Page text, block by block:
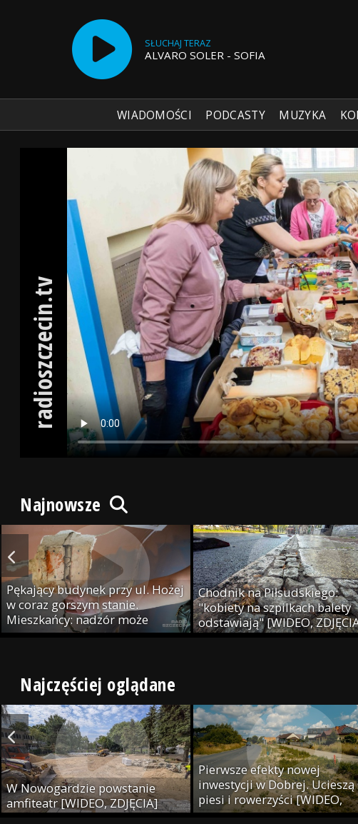
SŁUCHAJ TERAZ
ALVARO SOLER - SOFIA
WIADOMOŚCI PODCASTY MUZYKA
Radio Szczecin
radioszczecin.tv
Najnowsze
Pękający budynek przy ul. Hożej
w coraz gorszym stanie.
Mieszkańcy: nadzór może
podjąć decyzję o eksmisji
Chodnik na Piłsudskiego:
"kobiety na szpilkach balety
odstawiają" [WIDEO,
Najczęściej oglądane
W Nowogardzie powstanie
amfiteatr [WIDEO, ZDJĘCIA]
Pierwsze efekty nowej
inwestycji w Dobrej. Ucieszą
piesi i rowerzyści [WIDEO,
ZDJĘCIA]